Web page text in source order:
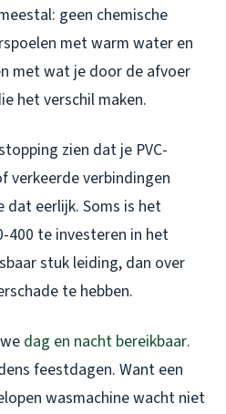
geen chemische
met warm water en
met wat je door de afvoer
het verschil maken.
zien dat je PVC-
verkeerde verbindingen
dat eerlijk. Soms is het
400 te investeren in het
stuk leiding, dan over
te hebben.
dag en nacht bereikbaar.
feestdagen. Want een
wasmachine wacht niet